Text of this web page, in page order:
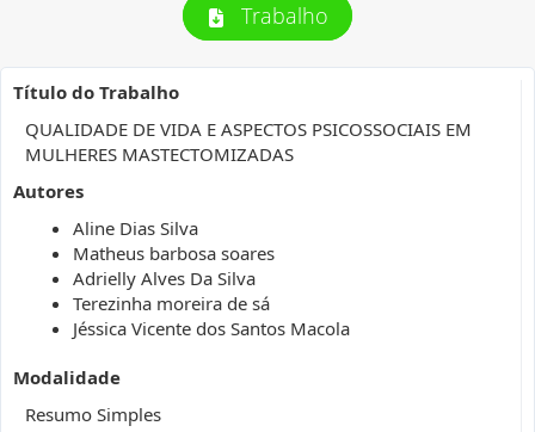
Trabalho
Título do Trabalho
QUALIDADE DE VIDA E ASPECTOS PSICOSSOCIAIS EM
MULHERES MASTECTOMIZADAS
Autores
Aline Dias Silva
Matheus barbosa soares
Adrielly Alves Da Silva
Terezinha moreira de sá
Jéssica Vicente dos Santos Macola
Modalidade
Resumo Simples